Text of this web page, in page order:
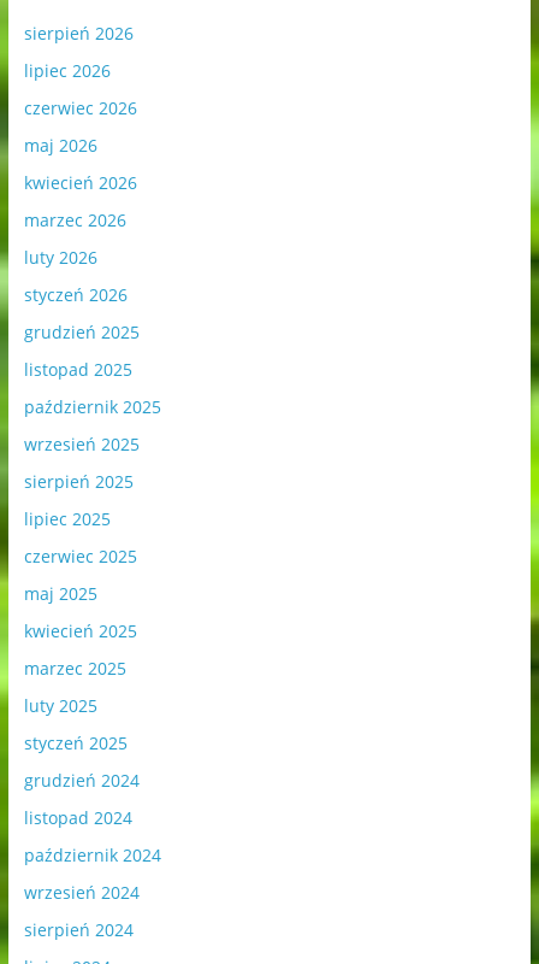
sierpień 2026
lipiec 2026
czerwiec 2026
maj 2026
kwiecień 2026
marzec 2026
luty 2026
styczeń 2026
grudzień 2025
listopad 2025
październik 2025
wrzesień 2025
sierpień 2025
lipiec 2025
czerwiec 2025
maj 2025
kwiecień 2025
marzec 2025
luty 2025
styczeń 2025
grudzień 2024
listopad 2024
październik 2024
wrzesień 2024
sierpień 2024